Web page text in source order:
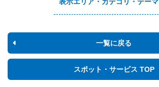
表示エリア・カテゴリ・テーマ
一覧に戻る
スポット・サービス TOP